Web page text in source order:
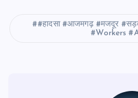
#हादसा #आजमगढ़ #मजदूर
#Workers